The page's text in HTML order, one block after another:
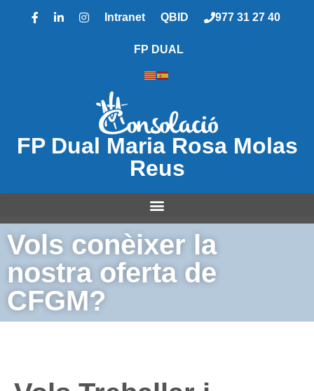
Intranet QBID 977 31 27 40
FP DUAL
FP Dual Maria Rosa Molas
Reus
Vols conèixer la
nostra oferta de
CFGM?